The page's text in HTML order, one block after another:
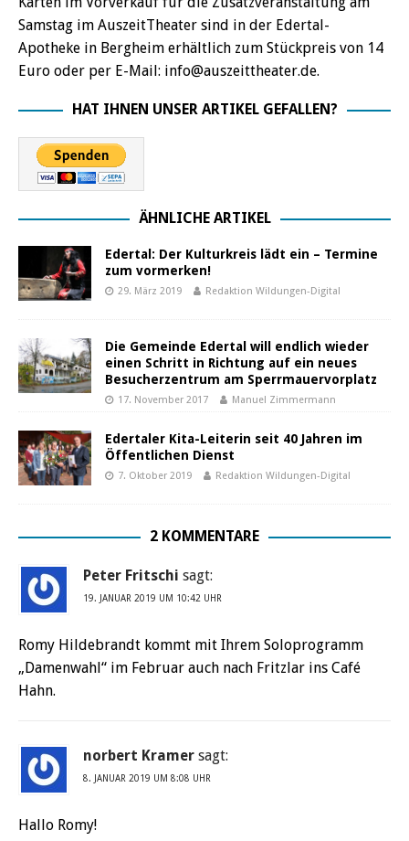
Samstag im AuszeitTheater sind in der Edertal-
Apotheke in Bergheim erhältlich zum Stückpreis von 14
Euro oder per E-Mail: info@auszeittheater.de.
HAT IHNEN UNSER ARTIKEL GEFALLEN?
ÄHNLICHE ARTIKEL
Edertal: Der Kulturkreis lädt ein – Termine
zum vormerken!
29. März 2019 Redaktion Wildungen-Digital
Die Gemeinde Edertal will endlich wieder
einen Schritt in Richtung auf ein neues
Besucherzentrum am Sperrmauervorplatz
17. November 2017 Manuel Zimmermann
Edertaler Kita-Leiterin seit 40 Jahren im
Öffentlichen Dienst
7. Oktober 2019 Redaktion Wildungen-Digital
2 KOMMENTARE
Peter Fritschi sagt:
19. JANUAR 2019 UM 10:42 UHR
Romy Hildebrandt kommt mit Ihrem Soloprogramm
„Damenwahl“ im Februar auch nach Fritzlar ins Café
Hahn.
norbert Kramer sagt:
8. JANUAR 2019 UM 8:08 UHR
Hallo Romy!